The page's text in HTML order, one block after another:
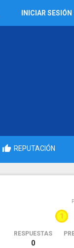
INICIAR SESIÓN
REPUTACIÓN
1
RESPUESTAS
0